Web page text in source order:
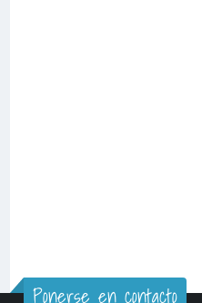
Ponerse en contacto